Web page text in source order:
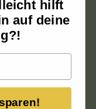
2024
hilft
auf deine